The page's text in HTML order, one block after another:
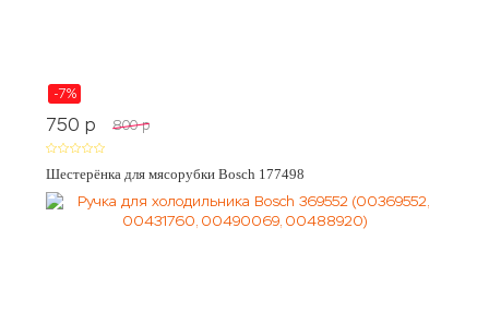
-7%
750 p 800 p
Шестерёнка для мясорубки Bosch 177498